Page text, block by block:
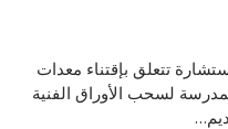
تتعلق بإقتناء معدات
لسحب الأوراق الفنية